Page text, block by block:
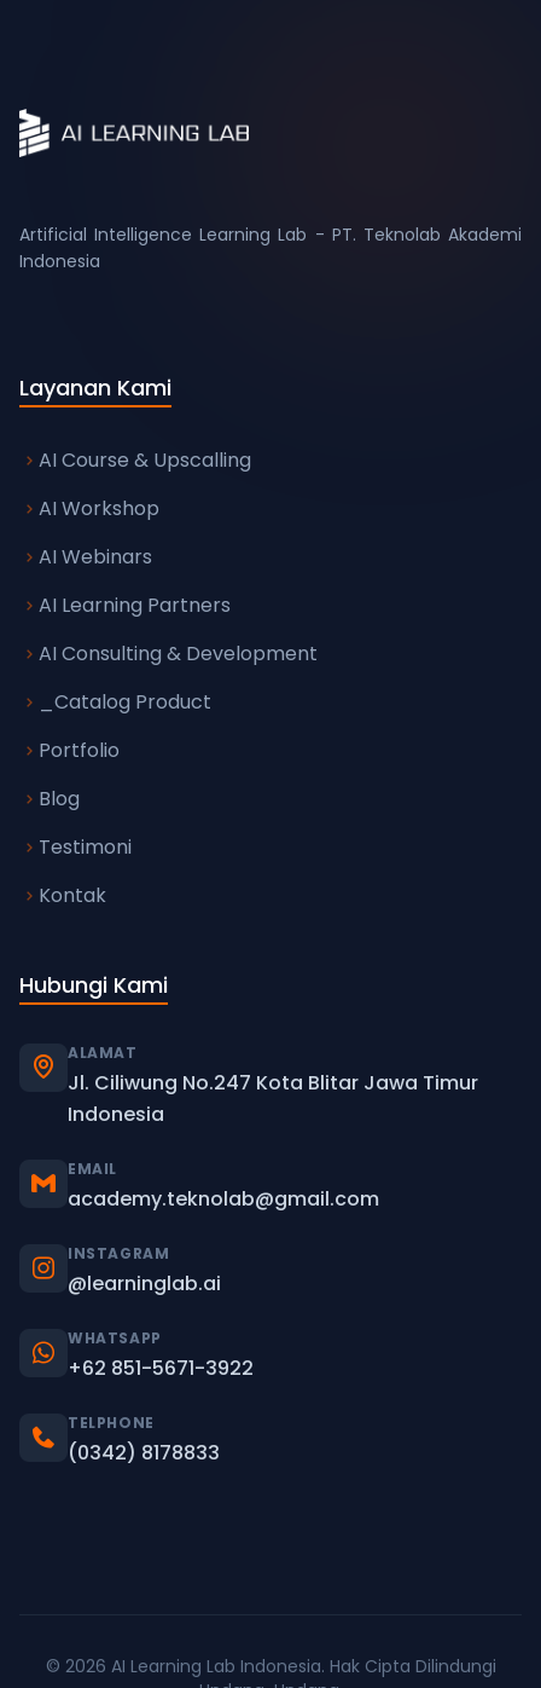
Artificial Intelligence Learning Lab - PT. Teknolab Akademi
Layanan Kami
AI Course & Upscalling
AI Workshop
AI Webinars
AI Learning Partners
AI Consulting & Development
_Catalog Product
Portfolio
Blog
Testimoni
Kontak
Hubungi Kami
ALAMAT
Jl. Ciliwung No.247 Kota Blitar Jawa Timur
Indonesia
EMAIL
academy.teknolab@gmail.com
INSTAGRAM
@learninglab.ai
WHATSAPP
+62 851-5671-3922
TELPHONE
(0342) 8178833
© 2026 AI Learning Lab Indonesia. Hak Cipta Dilindungi